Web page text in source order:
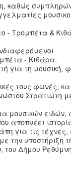
καθώς
- Τρομπέτα &
- Κιθάρα.
για τη μουσική,
τους φωνές,
Στρατιώτη
μουσικών ειδών,
αποπνέει
για τις
την
Δήμου